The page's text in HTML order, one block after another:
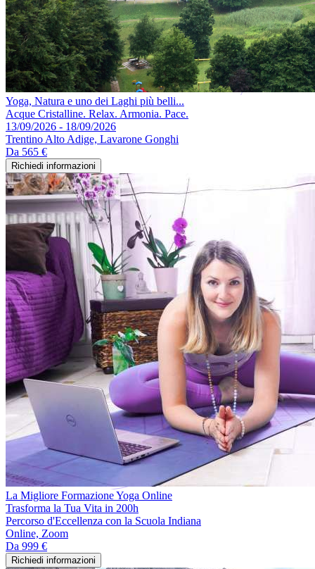
Yoga, Natura e uno dei Laghi più belli...
Acque Cristalline. Relax. Armonia. Pace.
13/09/2026 - 18/09/2026
Trentino Alto Adige, Lavarone Gonghi
Da 565 €
Richiedi informazioni
La Migliore Formazione Yoga Online
Trasforma la Tua Vita in 200h
Percorso d'Eccellenza con la Scuola Indiana
Online, Zoom
Da 999 €
Richiedi informazioni